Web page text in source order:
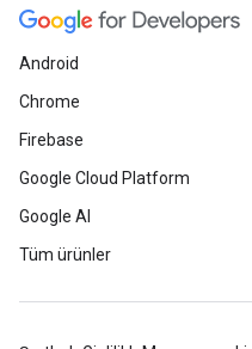
Android
Chrome
Firebase
Google Cloud Platform
Google AI
Tüm ürünler